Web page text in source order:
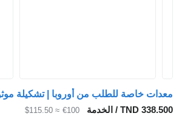
معدات خاصة للطلب من أوروبا | تشكيلة
TND 338.500 / الخدمة
€100
≈ $115.50